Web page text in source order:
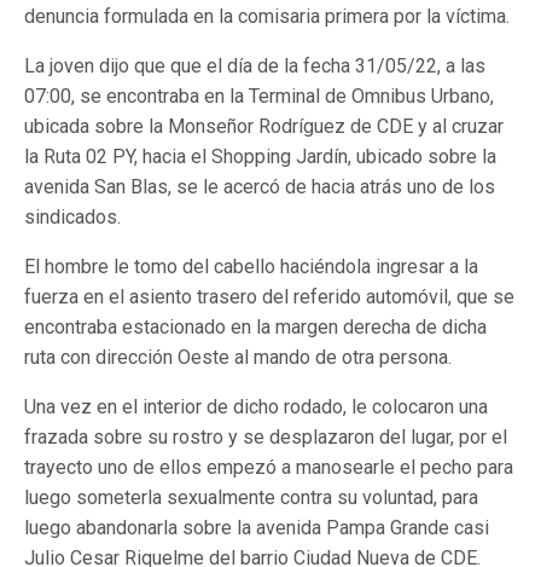
denuncia formulada en la comisaria primera por la víctima.
La joven dijo que que el día de la fecha 31/05/22, a las
07:00, se encontraba en la Terminal de Omnibus Urbano,
ubicada sobre la Monseñor Rodríguez de CDE y al cruzar
la Ruta 02 PY, hacia el Shopping Jardín, ubicado sobre la
avenida San Blas, se le acercó de hacia atrás uno de los
sindicados.
El hombre le tomo del cabello haciéndola ingresar a la
fuerza en el asiento trasero del referido automóvil, que se
encontraba estacionado en la margen derecha de dicha
ruta con dirección Oeste al mando de otra persona.
Una vez en el interior de dicho rodado, le colocaron una
frazada sobre su rostro y se desplazaron del lugar, por el
trayecto uno de ellos empezó a manosearle el pecho para
luego someterla sexualmente contra su voluntad, para
luego abandonarla sobre la avenida Pampa Grande casi
Julio Cesar Riquelme del barrio Ciudad Nueva de CDE.